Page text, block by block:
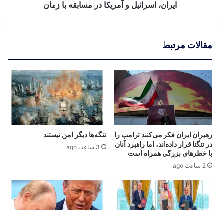
ایران، اسرائیل و آمریکا در مسابقه با زمان
مقالات مرتبط
رهبران ایران فکر می‌کنند ترامپ را
در تنگنا قرار داده‌اند، اما راهبرد آنان
با خطرهای بزرگی همراه است
2 ساعت ago
تنگه‌ها دیگر امن نیستند
3 ساعت ago